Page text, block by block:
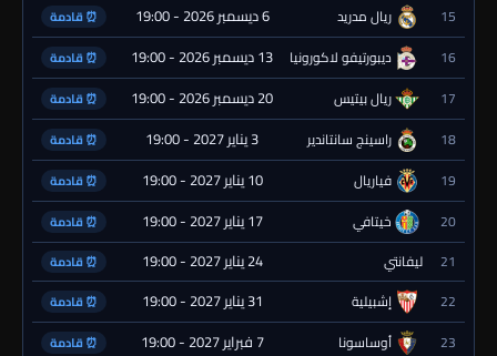
15 ريال مدريد 6 ديسمبر 2026 - 19:00 ⏰ قادمة
16 ديبورتيفو لاكورونيا 13 ديسمبر 2026 - 19:00 ⏰ قادمة
17 ريال بيتيس 20 ديسمبر 2026 - 19:00 ⏰ قادمة
18 راسينج سانتاندير 3 يناير 2027 - 19:00 ⏰ قادمة
19 فياريال 10 يناير 2027 - 19:00 ⏰ قادمة
20 خيتافي 17 يناير 2027 - 19:00 ⏰ قادمة
21 ليفانتي 24 يناير 2027 - 19:00 ⏰ قادمة
22 إشبيلية 31 يناير 2027 - 19:00 ⏰ قادمة
23 أوساسونا 7 فبراير 2027 - 19:00 ⏰ قادمة